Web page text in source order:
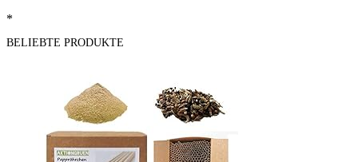
*
BELIEBTE PRODUKTE